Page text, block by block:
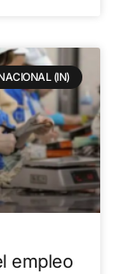
(IN)
empleo